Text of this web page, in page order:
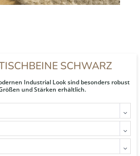
SCHWARZ
Industrial Look sind besonders robust
und Stärken erhältlich.